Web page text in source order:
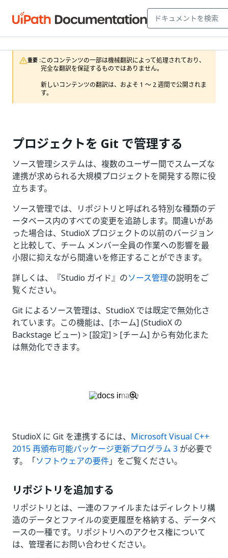
重要 :このコンテンツの一部は機械翻訳によって処理されており、
完全な翻訳を保証するものではありません。
新しいコンテンツの翻訳は、およそ 1 ～ 2 週間で公開されま
す。
プロジェクトを Git で管理する
ソース管理システムは、複数のユーザー間でスムーズな
連携が求められる大規模プロジェクトを開発する際に役
立ちます。
ソース管理では、リポジトリと呼ばれる特別な種類のデ
ータベース内のすべての変更を追跡します。間違いがあ
った場合は、StudioX プロジェクトの以前のバージョン
と比較して、チーム メンバー全員の作業への影響を最
小限に抑えながら間違いを修正することができます。
詳しくは、『Studio ガイド』のソース管理の説明をご
覧ください。
Git によるソース管理は、StudioX では既定で無効化さ
れています。この機能は、[ホーム] (StudioX の
Backstage ビュー) > [設定] > [チーム] から有効化また
は無効化できます。
StudioX に Git を連携するには、 Microsoft Visual C++
2015 再頒布可能パッケージ更新プログラム 3 が必要で
す。「ソフトウェアの要件」をご覧ください。
リポジトリを追加する
リポジトリとは、一連のファイルまたはディレクトリ構
造のデータとファイルの変更履歴を格納する、データベ
ースの一種です。リポジトリへのアクセス権について
は、管理者にお問い合わせください。